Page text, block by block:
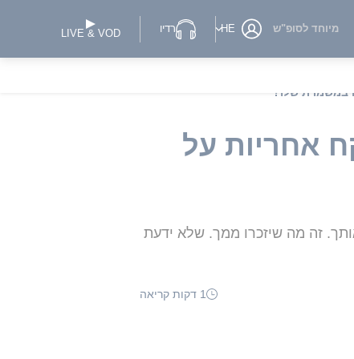
מיוחד לסופ"ש HE רדיו LIVE & VOD
אחריות על
זה מה שיזכרו ממך. שלא ידעת
1 דקות קריאה